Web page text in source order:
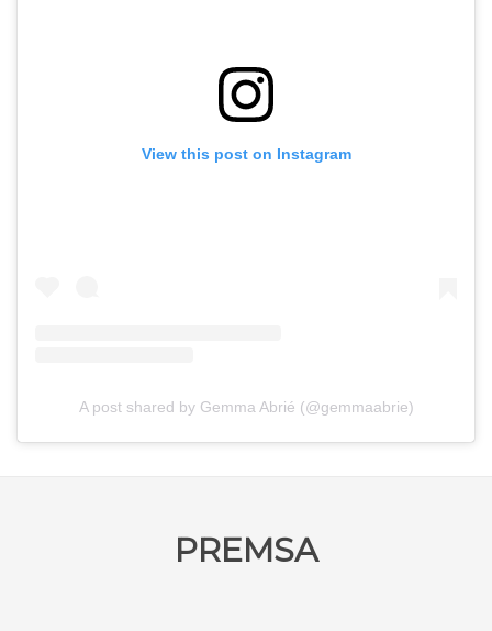
View this post on Instagram
A post shared by Gemma Abrié (@gemmaabrie)
PREMSA